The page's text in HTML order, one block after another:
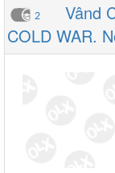
2
Vând
COLD WAR.